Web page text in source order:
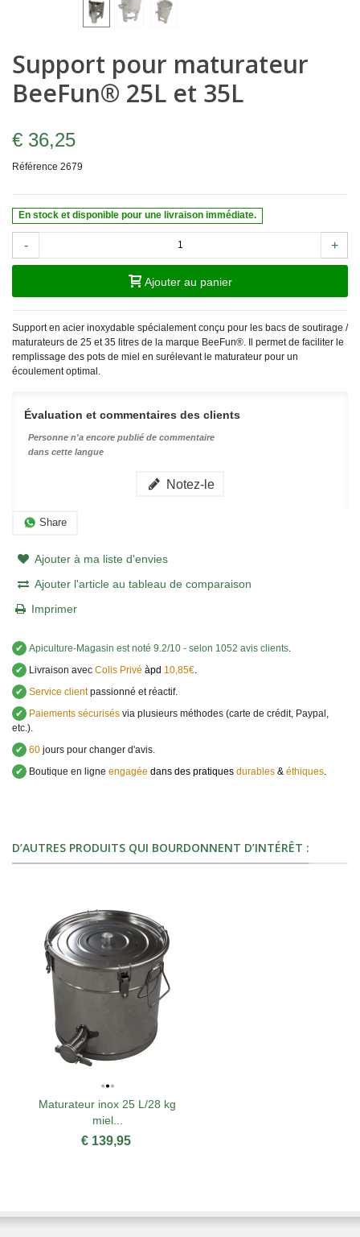
Support pour maturateur
BeeFun® 25L et 35L
€ 36,25
Référence 2679
En stock et disponible pour une livraison immédiate.
- +
Ajouter au panier
Support en acier inoxydable spécialement conçu pour les bacs de soutirage /
maturateurs de 25 et 35 litres de la marque BeeFun®. Il permet de faciliter le
remplissage des pots de miel en surélevant le maturateur pour un
écoulement optimal.
Évaluation et commentaires des clients
Personne n'a encore publié de commentaire
dans cette langue
Notez-le
Share
Ajouter à ma liste d'envies
Ajouter l'article au tableau de comparaison
Imprimer
✔ Apiculture-Magasin est noté 9.2/10 - selon 1052 avis clients
✔
Livraison avec Colis Privé àpd 10,85€
✔ Service clientpassionné et réactif.
✔
Paiements sécurisés via plusieurs méthodes (carte de crédit, Paypal,
etc.).
✔ 60 jours pour changer d'avis.
✔
Boutique en ligne engagée dans des pratiques durables & éthiques
D’AUTRES PRODUITS QUI BOURDONNENT D’INTÉRÊT :
Maturateur inox 25 L/28 kg
miel...
€ 139,95